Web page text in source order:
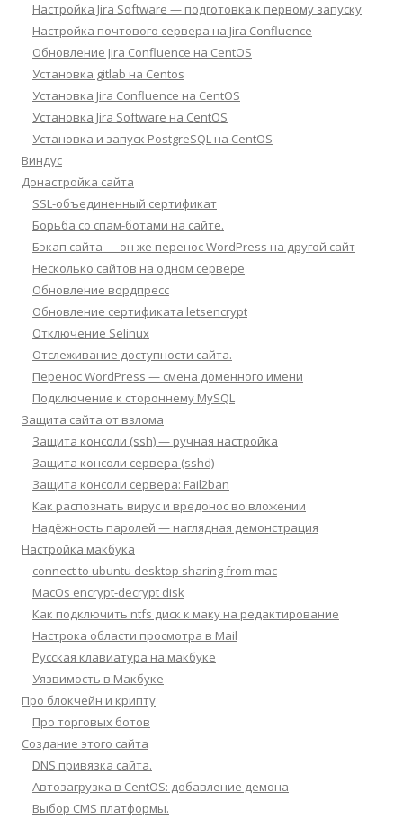
Настройка Jira Software — подготовка к первому запуску
Настройка почтового сервера на Jira Confluence
Обновление Jira Confluence на CentOS
Установка gitlab на Centos
Установка Jira Confluence на CentOS
Установка Jira Software на CentOS
Установка и запуск PostgreSQL на CentOS
Виндус
Донастройка сайта
SSL-объединенный сертификат
Борьба со спам-ботами на сайте.
Бэкап сайта — он же перенос WordPress на другой сайт
Несколько сайтов на одном сервере
Обновление вордпресс
Обновление сертификата letsencrypt
Отключение Selinux
Отслеживание доступности сайта.
Перенос WordPress — смена доменного имени
Подключение к стороннему MySQL
Защита сайта от взлома
Защита консоли (ssh) — ручная настройка
Защита консоли сервера (sshd)
Защита консоли сервера: Fail2ban
Как распознать вирус и вредонос во вложении
Надёжность паролей — наглядная демонстрация
Настройка макбука
connect to ubuntu desktop sharing from mac
MacOs encrypt-decrypt disk
Как подключить ntfs диск к маку на редактирование
Настрока области просмотра в Mail
Русская клавиатура на макбуке
Уязвимость в Макбуке
Про блокчейн и крипту
Про торговых ботов
Создание этого сайта
DNS привязка сайта.
Автозагрузка в CentOS: добавление демона
Выбор CMS платформы.